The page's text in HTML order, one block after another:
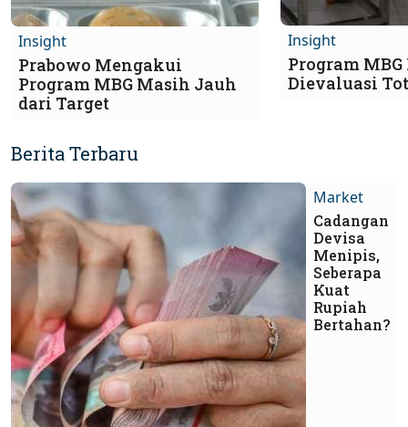
Insight
Prabowo Mengakui
Program MBG Masih Jauh
dari Target
Insight
Program
Dievaluasi
Berita Terbaru
Market
Cadangan
Devisa
Menipis,
Seberapa
Kuat
Rupiah
Bertahan?